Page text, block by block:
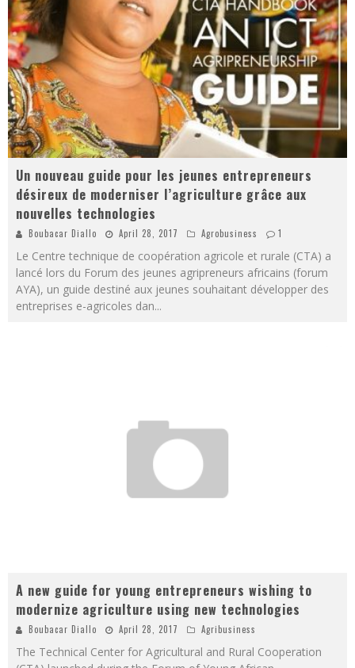
Un nouveau guide pour les jeunes entrepreneurs
désireux de moderniser l’agriculture grâce aux
nouvelles technologies
Boubacar Diallo April 28, 2017 Agrobusiness 1
Le Centre technique de coopération agricole et rurale (CTA) a
lancé lors du Forum des jeunes agripreneurs africains (forum
AYA), un guide destiné aux jeunes souhaitant développer des
entreprises e-agricoles dan...
A new guide for young entrepreneurs wishing to
modernize agriculture using new technologies
Boubacar Diallo April 28, 2017 Agribusiness
The Technical Center for Agricultural and Rural Cooperation